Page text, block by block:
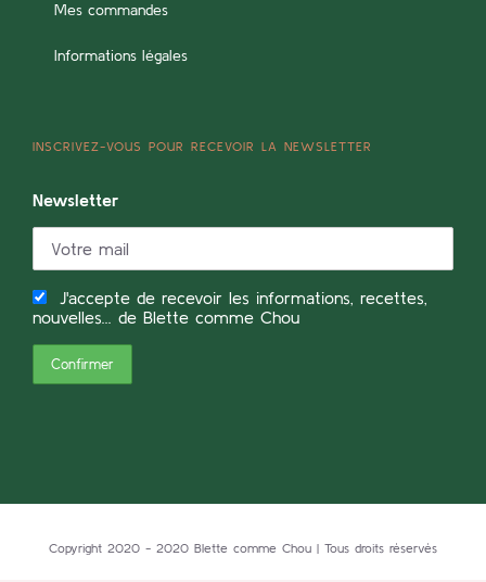
Mes commandes
Informations légales
INSCRIVEZ-VOUS POUR RECEVOIR LA NEWSLETTER
Newsletter
J'accepte de recevoir les informations, recettes,
nouvelles... de Blette comme Chou
Copyright 2020 - 2020 Blette comme Chou | Tous droits réservés